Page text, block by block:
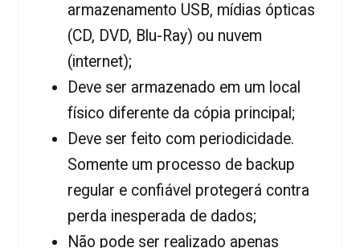
armazenamento USB, mídias ópticas
(CD, DVD, Blu-Ray) ou nuvem
(internet);
Deve ser armazenado em um local
físico diferente da cópia principal;
Deve ser feito com periodicidade.
Somente um processo de backup
regular e confiável protegerá contra
perda inesperada de dados;
Não pode ser realizado apenas